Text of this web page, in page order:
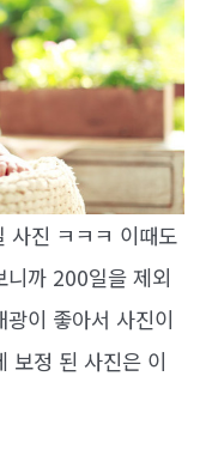
사진 ㅋㅋㅋ 이때도
니까 200일을 제외
이 좋아서 사진이
보정 된 사진은 이